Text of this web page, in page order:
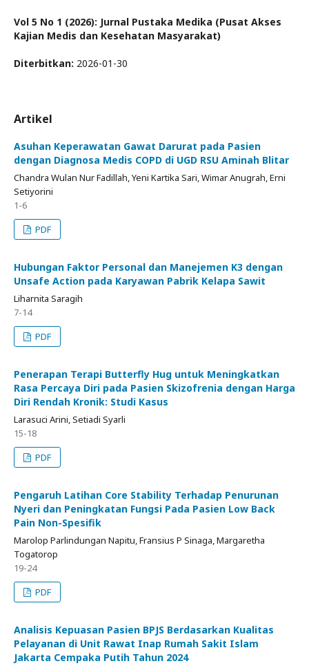
Vol 5 No 1 (2026): Jurnal Pustaka Medika (Pusat Akses
Kajian Medis dan Kesehatan Masyarakat)
Diterbitkan: 2026-01-30
Artikel
Asuhan Keperawatan Gawat Darurat pada Pasien
dengan Diagnosa Medis COPD di UGD RSU Aminah Blitar
Chandra Wulan Nur Fadillah, Yeni Kartika Sari, Wimar Anugrah, Erni
Setiyorini
1-6
PDF
Hubungan Faktor Personal dan Manejemen K3 dengan
Unsafe Action pada Karyawan Pabrik Kelapa Sawit
Liharnita Saragih
7-14
PDF
Penerapan Terapi Butterfly Hug untuk Meningkatkan
Rasa Percaya Diri pada Pasien Skizofrenia dengan Harga
Diri Rendah Kronik: Studi Kasus
Larasuci Arini, Setiadi Syarli
15-18
PDF
Pengaruh Latihan Core Stability Terhadap Penurunan
Nyeri dan Peningkatan Fungsi Pada Pasien Low Back
Pain Non-Spesifik
Marolop Parlindungan Napitu, Fransius P Sinaga, Margaretha
Togatorop
19-24
PDF
Analisis Kepuasan Pasien BPJS Berdasarkan Kualitas
Pelayanan di Unit Rawat Inap Rumah Sakit Islam
Jakarta Cempaka Putih Tahun 2024